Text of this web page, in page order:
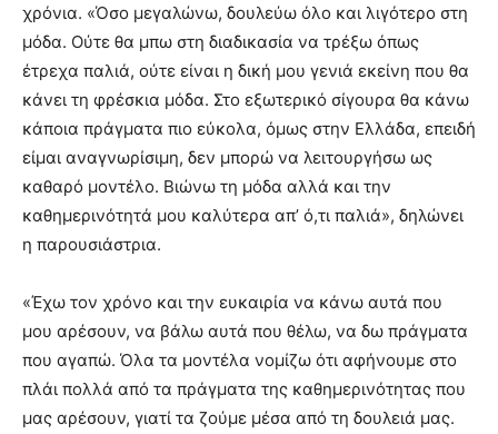
χρόνια. «Όσο μεγαλώνω, δουλεύω όλο και λιγότερο στη
μόδα. Ούτε θα μπω στη διαδικασία να τρέξω όπως
έτρεχα παλιά, ούτε είναι η δική μου γενιά εκείνη που θα
κάνει τη φρέσκια μόδα. Στο εξωτερικό σίγουρα θα κάνω
κάποια πράγματα πιο εύκολα, όμως στην Ελλάδα, επειδή
είμαι αναγνωρίσιμη, δεν μπορώ να λειτουργήσω ως
καθαρό μοντέλο. Βιώνω τη μόδα αλλά και την
καθημερινότητά μου καλύτερα απ’ ό,τι παλιά», δηλώνει
η παρουσιάστρια.
«Έχω τον χρόνο και την ευκαιρία να κάνω αυτά που
μου αρέσουν, να βάλω αυτά που θέλω, να δω πράγματα
που αγαπώ. Όλα τα μοντέλα νομίζω ότι αφήνουμε στο
πλάι πολλά από τα πράγματα της καθημερινότητας που
μας αρέσουν, γιατί τα ζούμε μέσα από τη δουλειά μας.